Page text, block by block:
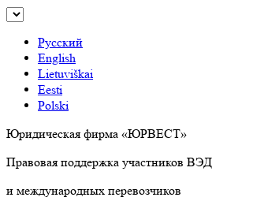
Русский
English
Lietuviškai
Eesti
Polski
Юридическая фирма «ЮРВЕСТ»
Правовая поддержка участников ВЭД
и международных перевозчиков